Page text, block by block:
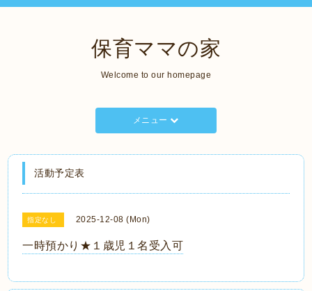
保育ママの家
Welcome to our homepage
メニュー
活動予定表
指定なし 2025-12-08 (Mon)
一時預かり★１歳児１名受入可